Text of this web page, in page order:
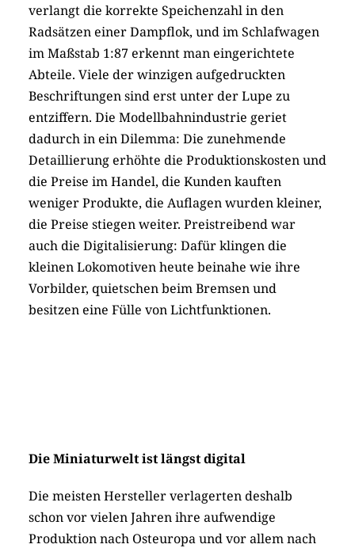
verlangt die korrekte Speichenzahl in den
Radsätzen einer Dampflok, und im Schlafwagen
im Maßstab 1:87 erkennt man eingerichtete
Abteile. Viele der winzigen aufgedruckten
Beschriftungen sind erst unter der Lupe zu
entziffern. Die Modellbahnindustrie geriet
dadurch in ein Dilemma: Die zunehmende
Detaillierung erhöhte die Produktionskosten und
die Preise im Handel, die Kunden kauften
weniger Produkte, die Auflagen wurden kleiner,
die Preise stiegen weiter. Preistreibend war
auch die Digitalisierung: Dafür klingen die
kleinen Lokomotiven heute beinahe wie ihre
Vorbilder, quietschen beim Bremsen und
besitzen eine Fülle von Lichtfunktionen.
Die Miniaturwelt ist längst digital
Die meisten Hersteller verlagerten deshalb
schon vor vielen Jahren ihre aufwendige
Produktion nach Osteuropa und vor allem nach